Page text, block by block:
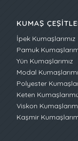
KUMAŞ
İpek Kumaşlarımız
Pamuk
Yün Kumaşlarımız
Modal
Polyester
Keten
Viskon
Kaşmir